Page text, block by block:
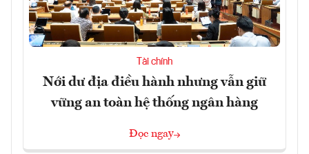
Tài chính
Nới dư địa điều hành nhưng vẫn giữ
vững an toàn hệ thống ngân hàng
Đọc ngay